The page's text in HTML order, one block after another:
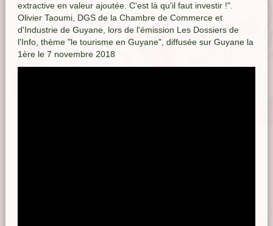
extractive en valeur ajoutée. C'est là qu'il faut investir !".
Olivier Taoumi, DGS de la Chambre de Commerce et
d'Industrie de Guyane, lors de l'émission Les Dossiers de
l'Info, thème "le tourisme en Guyane", diffusée sur Guyane la
1ère le 7 novembre 2018